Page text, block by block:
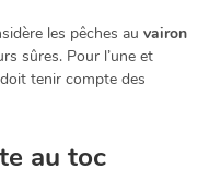
les pêches au vairon
sûres. Pour l’une et
tenir compte des
au toc